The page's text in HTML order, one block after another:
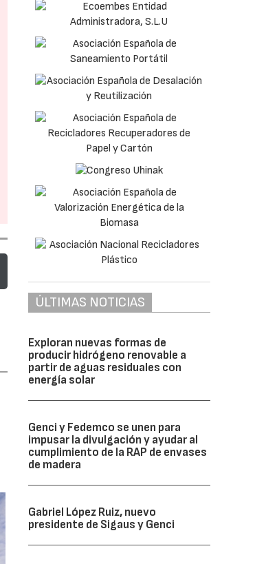
ÚLTIMAS NOTICIAS
Exploran nuevas formas de
producir hidrógeno renovable a
partir de aguas residuales con
energía solar
Genci y Fedemco se unen para
impusar la divulgación y ayudar al
cumplimiento de la RAP de envases
de madera
Gabriel López Ruiz, nuevo
presidente de Sigaus y Genci